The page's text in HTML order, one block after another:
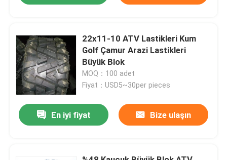
22x11-10 ATV Lastikleri Kum
Golf Çamur Arazi Lastikleri
Büyük Blok
MOQ：100 adet
Fiyat：USD5~30per pieces
En iyi fiyat Bize ulaşın